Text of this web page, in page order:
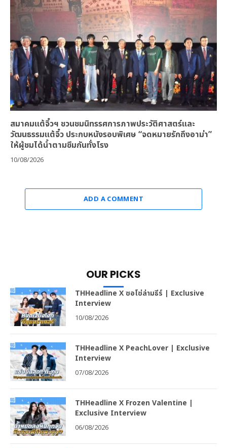
สมาคมแต้จิ๋วฯ ชวนชมนิทรรศการภาพประวัติศาสตร์และ
วัฒนธรรมแต้จิ๋ว ประกบหนังรอบพิเศษ “จดหมายรักถึงอาม่า”
ให้ผู้ชมได้น้ำตามซึมกันทั่งโรง
10/08/2026
ADD A COMMENT
OUR PICKS
THHeadline X ซอโซ่ล่ามธีร์ | Exclusive
Interview
10/08/2026
THHeadline X PeachLover | Exclusive
Interview
07/08/2026
THHeadline X Frozen Valentine |
Exclusive Interview
06/08/2026